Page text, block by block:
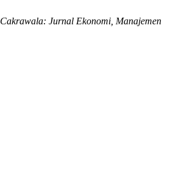
Cakrawala: Jurnal Ekonomi, Manajemen